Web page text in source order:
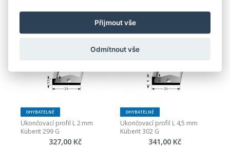
OHYBATELNÉ
Ukončovací profil L 2 mm
Küberit 299 G
327,00 Kč
OHYBATELNÉ
Ukončovací profil L 4,5 mm
Küberit 302 G
341,00 Kč
Přijmout vše
Odmítnout vše